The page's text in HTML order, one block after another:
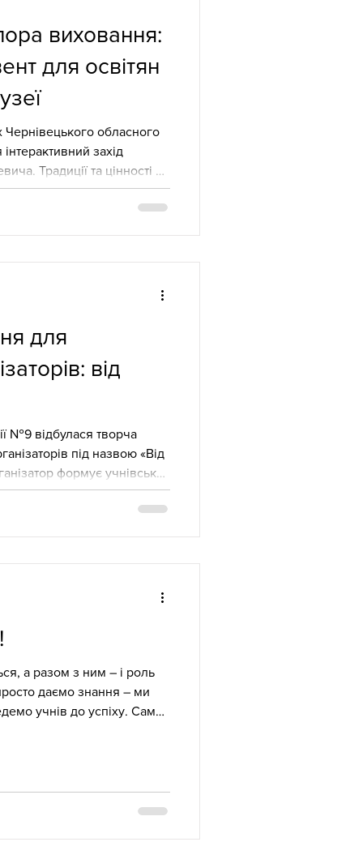
виховання:
для освітян
захід
Традиції та цінності як
розвиток творчого
директорів з
, консультантка ЦПРПП,
для
від
творча
під назвою «Від
формує учнівське
і партнерство». Цей
об'єднаних спільною
а разом з ним – і роль
даємо знання – ми
учнів до успіху. Саме
книги Стівена Кові
відкриє перед нами нові